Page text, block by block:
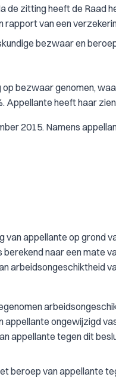
zitting heeft de Raad
rapport van een
bezwaar en
bezwaar genomen,
Appellante heeft haar
2015. Namens
van appellante op grond
naar een mate
arbeidsongeschiktheid
appellante ongewijzigd
appellante tegen dit
beroep van appellante